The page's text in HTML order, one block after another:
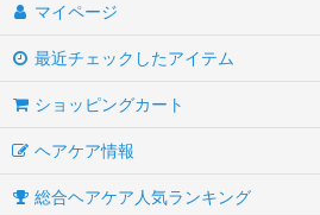
マイページ
最近チェックしたアイテム
ショッピングカート
ヘアケア情報
総合ヘアケア人気ランキング